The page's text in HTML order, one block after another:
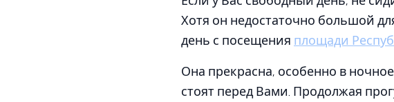
Хотя он недостаточно большой
день с посещения площади
Она прекрасна, особенно в
стоят перед Вами. Продолжая